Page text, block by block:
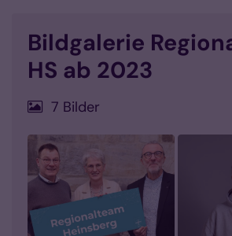
Bildgalerie
HS ab 2023
7 Bilder